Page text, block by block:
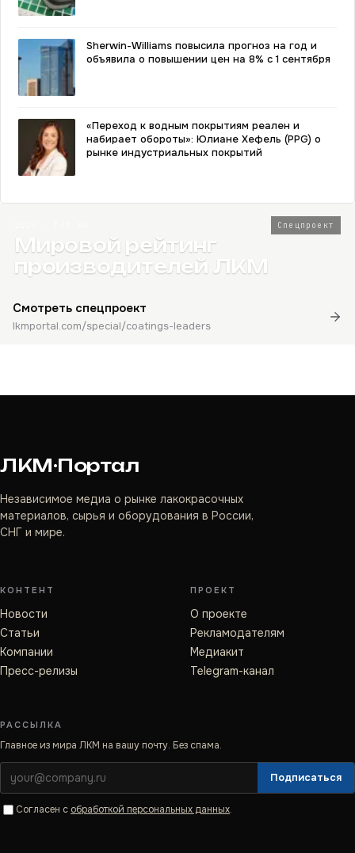
Sherwin-Williams повысила прогноз на год и
объявила о повышении цен на 8% с 1 сентября
«Переход к водным покрытиям реален и
набирает обороты»: Юлиане Хефель (PPG) о
рынке индустриальных покрытий
Спецпроект
Мировой рейтинг
производителей ЛКМ
Смотреть спецпроект
lkmportal.com/special/coatings-leaders
ЛКМ·Портал
Независимое медиа о рынке лакокрасочных
материалов, сырья и оборудования в России,
СНГ и мире.
КОНТЕНТ
Новости
Статьи
Компании
Пресс-релизы
ПРОЕКТ
О проекте
Рекламодателям
Медиакит
Telegram-канал
РАССЫЛКА
Главное из мира ЛКМ на вашу почту. Без спама.
Подписаться
Согласен с обработкой персональных данных.